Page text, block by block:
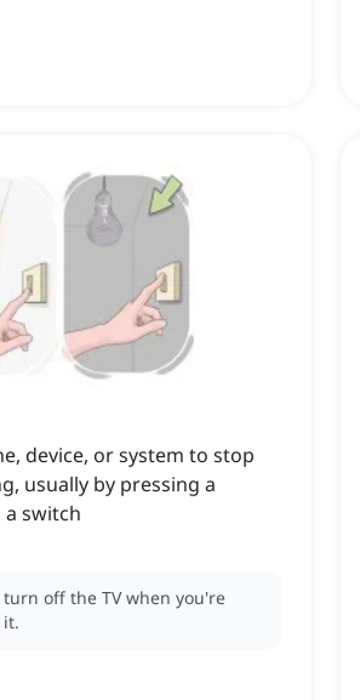
device, or system to stop
usually by pressing a
switch
off the TV when you're